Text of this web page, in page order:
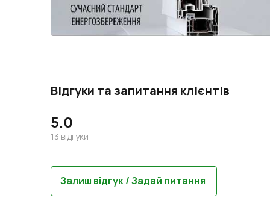
Відгуки та запитання клієнтів
5.0
13 відгуки
Залиш відгук / Задай питання